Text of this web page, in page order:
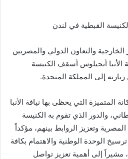
القبطية في لندن
والتعاون الدولي والمصريين
مع نيافة الأنبا أنجيلوس أسقف الكنيسة
إلى المملكة المتحدة.
المتميزة التي يحظى بها نيافة الأنبا
والدور الذي تقوم به الكنيسة
وتعزيز الروابط بينهم، مؤكداً
الوحدة الوطنية والاهتمام بكافة
مشيراً إلى أهمية تعزيز تواصل